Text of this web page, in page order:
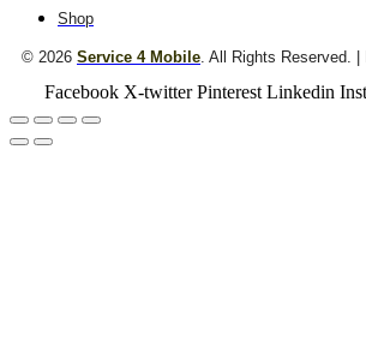
Shop
© 2026 Service 4 Mobile. All Rights Reserved. |
Facebook X-twitter Pinterest Linkedin